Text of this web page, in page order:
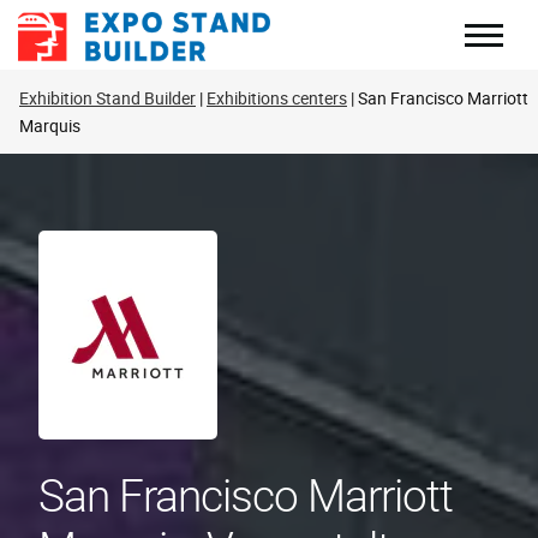
Zum
Inhalt
Exhibition Stand Builder Exhibitions centers San Francisco Marriott
Marquis
San Francisco Marriott